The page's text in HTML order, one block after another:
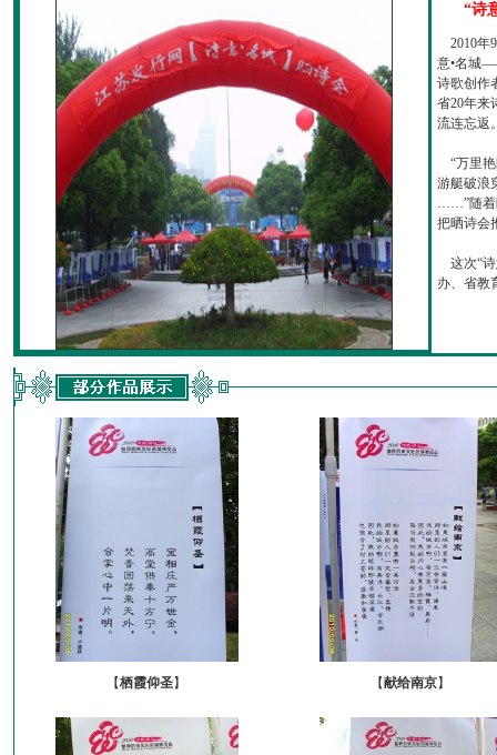
“诗
2010年
意•名城
诗歌创作
省20年来
流连忘返
“万里艳
游艇破浪
……”随着
把晒诗会
这次“诗
办、省教
【栖霞仰圣】 【献给南京】